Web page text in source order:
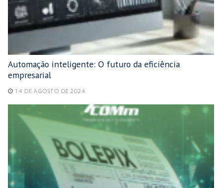
Automação inteligente: O futuro da eficiência
empresarial
14 DE AGOSTO DE 2024